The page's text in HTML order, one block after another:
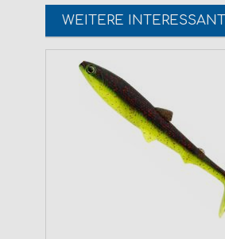
WEITERE